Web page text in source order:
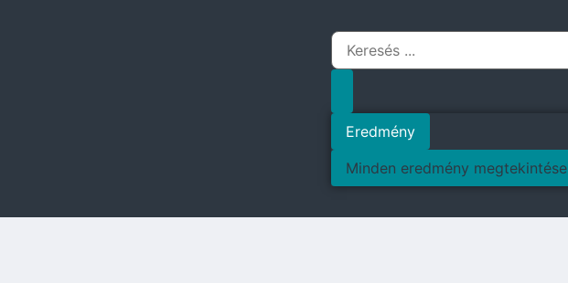
Eredmény
Minden eredmény megtekintése